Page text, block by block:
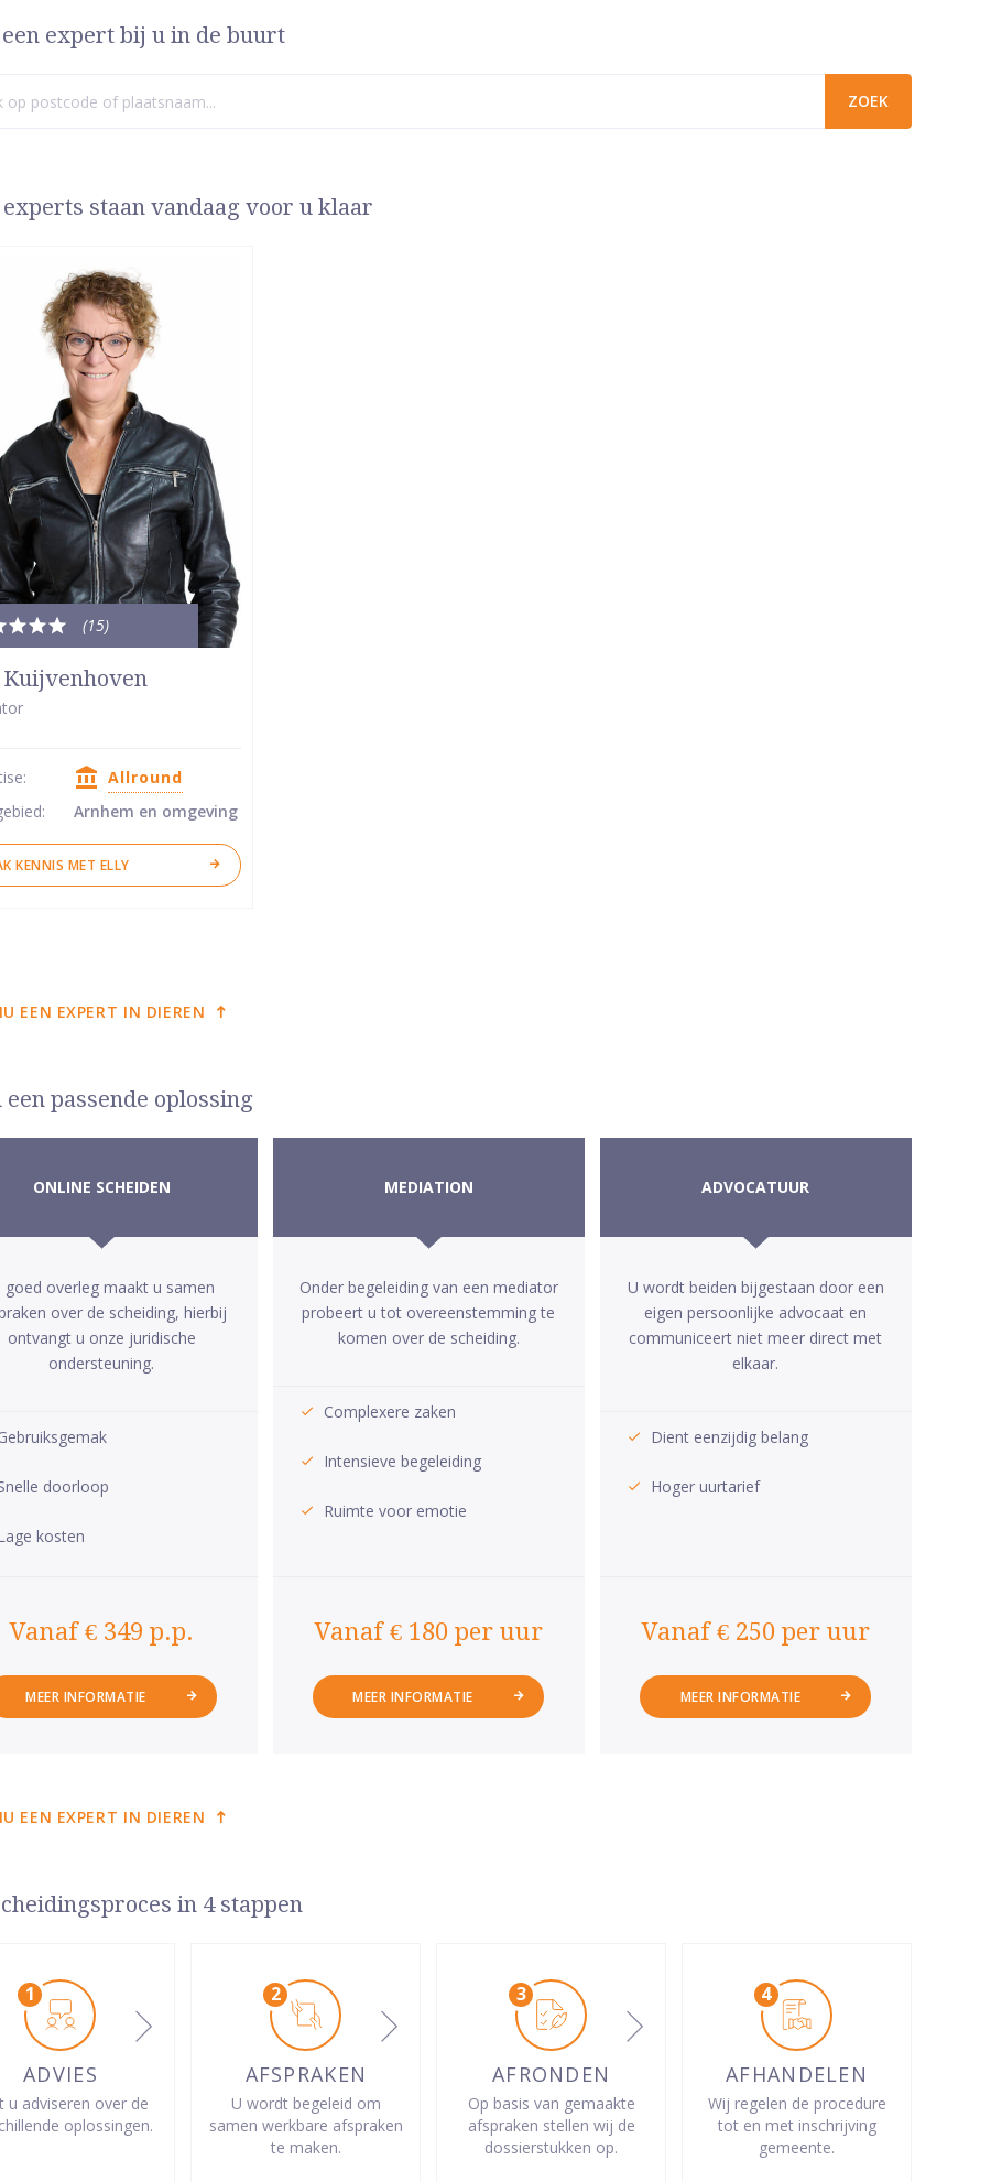
een expert bij u in de buurt
experts staan vandaag voor u klaar
(15)
Allround
Arnhem en omgeving
KENNIS MET ELLY
EEN EXPERT IN DIEREN
passende oplossing
ONLINE SCHEIDEN
goed overleg maakt u samen
over de scheiding, hierbij
ontvangt u onze juridische
ondersteuning.
doorloop
kosten
Vanaf € 349 p.p.
MEER INFORMATIE
MEDIATION
Onder begeleiding van een mediator
probeert u tot overeenstemming te
komen over de scheiding.
Complexere zaken
Intensieve begeleiding
Ruimte voor emotie
Vanaf € 180 per uur
MEER INFORMATIE
ADVOCATUUR
U wordt beiden bijgestaan door een
eigen persoonlijke advocaat en
communiceert niet meer direct met
elkaar.
Dient eenzijdig belang
Hoger uurtarief
Vanaf € 250 per uur
MEER INFORMATIE
EEN EXPERT IN DIEREN
in 4 stappen
ADVIES
u adviseren over de
oplossingen.
AFSPRAKEN
U wordt begeleid om
samen werkbare afspraken
te maken.
AFRONDEN
Op basis van gemaakte
afspraken stellen wij de
dossierstukken op.
AFHANDELEN
Wij regelen de procedure
tot en met inschrijving
gemeente.